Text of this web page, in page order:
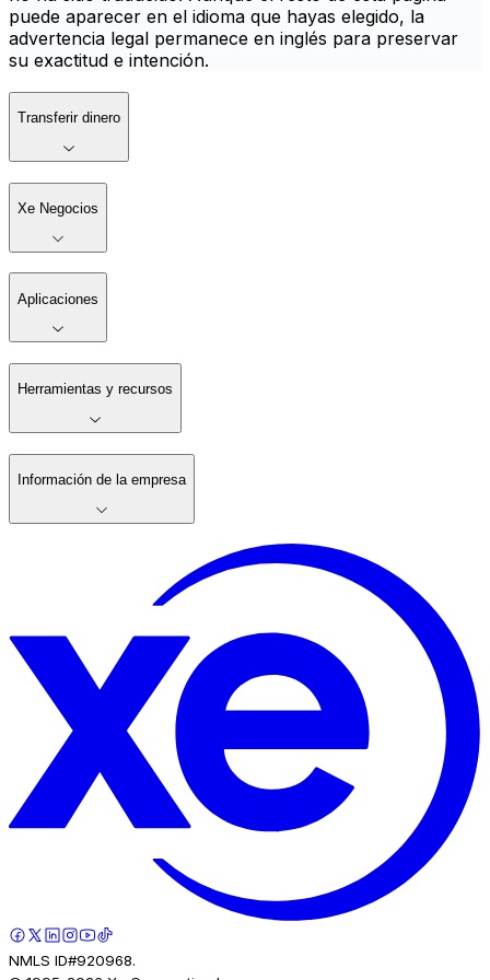
puede aparecer en el idioma que hayas elegido, la
advertencia legal permanece en inglés para preservar
su exactitud e intención.
Transferir dinero
Xe Negocios
Aplicaciones
Herramientas y recursos
Información de la empresa
NMLS ID#920968.